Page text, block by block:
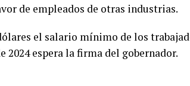
de empleados de otras industrias.
el salario mínimo de los
espera la firma del gobernador.